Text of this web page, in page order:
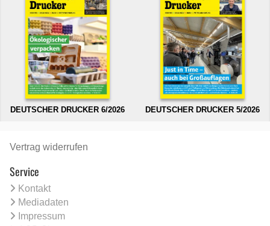
DEUTSCHER DRUCKER 6/2026 DEUTSCHER DRUCKER 5/2026
Vertrag widerrufen
Service
Kontakt
Mediadaten
Impressum